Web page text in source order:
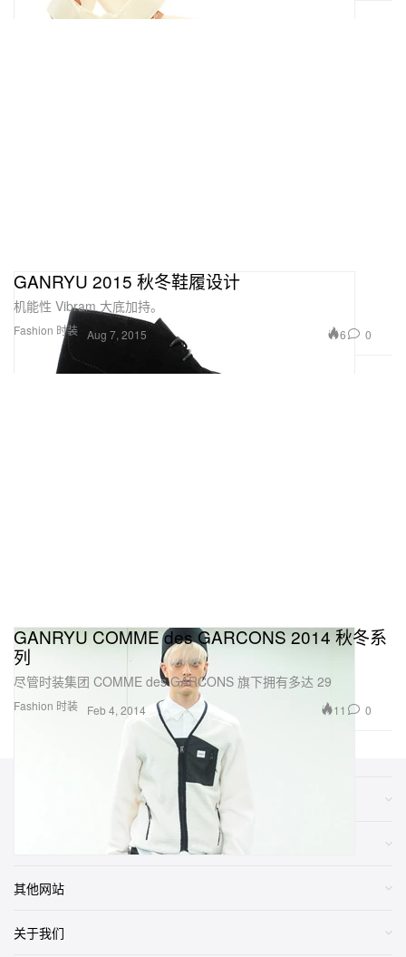
Fashion 时装
GANRYU 2015 秋冬鞋履设计
机能性 Vibram 大底加持。
Aug 7, 2015 6 0
Fashion 时装
GANRYU COMME des GARCONS 2014 秋冬系
列
尽管时装集团 COMME des GARCONS 旗下拥有多达 29
Feb 4, 2014 11 0
其他网站
关于我们